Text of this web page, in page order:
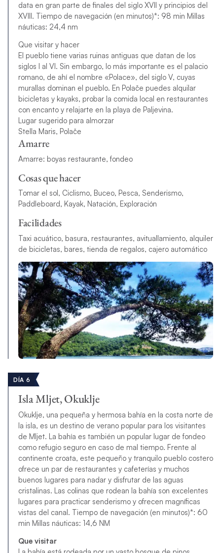
data en gran parte de finales del siglo XVII y principios del
XVIII. Tiempo de navegación (en minutos)*: 98 min Millas
náuticas: 24,4 nm
Que visitar y hacer
El pueblo tiene varias ruinas antiguas que datan de los
siglos I al VI. Sin embargo, lo más importante es el palacio
romano, de ahí el nombre «Polace», del siglo V, cuyas
murallas dominan el pueblo. En Polače puedes alquilar
bicicletas y kayaks, probar la comida local en restaurantes
con encanto y relajarte en la playa de Paljevina.
Lugar sugerido para almorzar
Stella Maris, Polače
Amarre
Amarre: boyas restaurante, fondeo
Cosas que hacer
Tomar el sol, Ciclismo, Buceo, Pesca, Senderismo,
Paddleboard, Kayak, Natación, Exploración
Facilidades
Taxi acuático, basura, restaurantes, avituallamiento, alquiler
de bicicletas, bares, tienda de regalos, cajero automático
DÍA 6
Isla Mljet, Okuklje
Okuklje, una pequeña y hermosa bahía en la costa norte de
la isla, es un destino de verano popular para los visitantes
de Mljet. La bahía es también un popular lugar de fondeo
como refugio seguro en caso de mal tiempo. Frente al
continente croata, este pequeño y tranquilo pueblo costero
ofrece un par de restaurantes y cafeterías y muchos
buenos lugares para nadar y disfrutar de las aguas
cristalinas. Las colinas que rodean la bahía son excelentes
lugares para practicar senderismo y ofrecen magníficas
vistas del canal. Tiempo de navegación (en minutos)*: 60
min Millas náuticas: 14,6 NM
Que visitar